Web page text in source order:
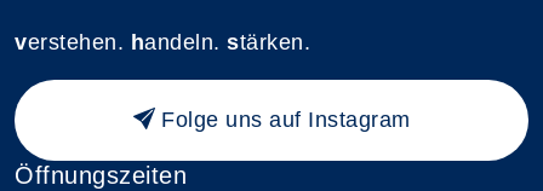
verstehen. handeln. stärken.
Folge uns auf Instagram
Öffnungszeiten